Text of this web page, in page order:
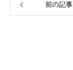
前の記事